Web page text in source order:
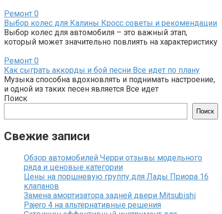
Ремонт 0
Выбор колес для Калины Кросс советы и рекомендации
Выбор колес для автомобиля – это важный этап,
который может значительно повлиять на характеристику
Ремонт 0
Как сыграть аккорды и бой песни Все идет по плану
Музыка способна вдохновлять и поднимать настроение,
и одной из таких песен является Все идет
Поиск
Поиск
Свежие записи
Обзор автомобилей Черри отзывы модельного
ряда и ценовые категории
Цены на поршневую группу для Лады Приора 16
клапанов
Замена амортизатора задней двери Mitsubishi
Pajero 4 на альтернативные решения